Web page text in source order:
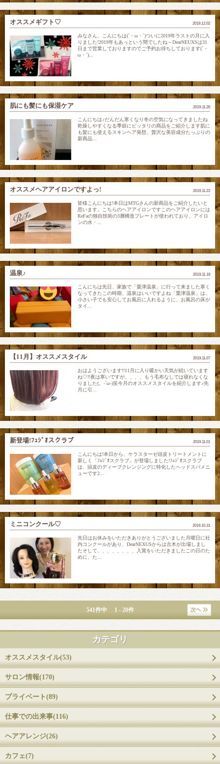
2019.12.02
オススメギフト♡
みなさん、こんにちは(`・ω・´)ついに2019年ラストの月に入
りました!2019年もあっという間でしたね～DearNEUXSは31
日まで営業しておりますのでご予約お待ちしております(`・
ω・´)...
2019.11.26
肌にも髪にも保湿ケア
こんにちは♪だんだん寒くなり冬の空気になってきましたね
乾燥しやすくなる季節にピッタリの商品をご紹介します肌に
も髪にも使えるスキンヘア発想、贅沢な美容成分たっぷりの
新商品...
2019.11.22
オススメヘアアイロンですよっ!
皆様こんにちは!本日はMTGさんの新商品をご紹介したいと
思います。こちらのヘアアイロンですこのヘアアイロンには
ReFaの独自技術の3層構造プレートが使われており、アイロ
ンの水・...
2019.11.18
温泉♪
こんにちは先日、家族で「粟津温泉」に行って来ました寒く
なってきたこの時期、温泉はいいですよね「粟津温泉」は、
小さい子でも安心してお風呂に入れるように、お風呂の床が
タイ...
2019.11.07
【11月】オススメスタイル
おはようございます!!11月に入り暖かい天気が続いています
ね♡‼夜は寒いですが、、、、もう毛布なしでは寝れなくな
りました(。-`ω-)笑今月のオススメスタイルを紹介します♪先
月に引...
2019.11.01
新登場!ﾌｭｼﾞｵスクラブ
こんにちは!本日から、ケラスターゼ頭皮トリートメントに
新しく「ﾌｭｼﾞｵスクラブ」が登場しました!ﾌｭｼﾞｵスクラブ
は、頭皮のディープクレンジングに特化したヘッドスパメニ
ューです2...
2019.10.31
ミニコンクール♡
先日はお休みをいただきありがとうございました月曜日に社
内コンクールがあり、DearNEXUSからは古木が出場しまし
たそして、、、、、、、、入賞をいただきましたこの日のた
めに、た...
541件中 1 - 20件
カテゴリ
オススメスタイル(53)
サロン情報(170)
プライベート(89)
仕事での出来事(116)
ヘアアレンジ(26)
カフェ(7)